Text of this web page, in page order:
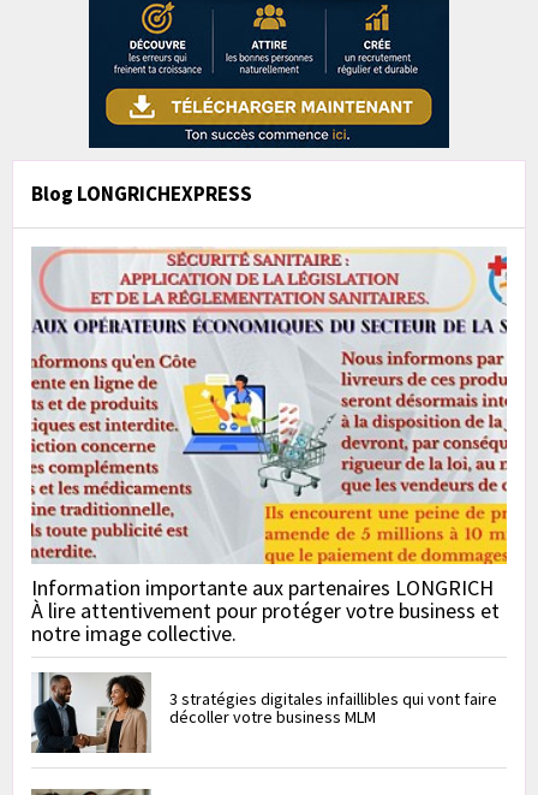
Blog LONGRICHEXPRESS
Information importante aux partenaires LONGRICH
À lire attentivement pour protéger votre business et
notre image collective.
3 stratégies digitales infaillibles qui vont faire
décoller votre business MLM